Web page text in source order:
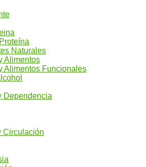
Naturales
Alimentos
Alimentos Funcionales
Dependencia
Circulación